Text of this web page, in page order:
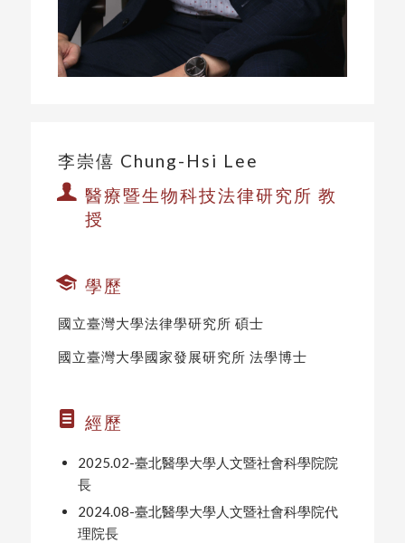
李崇僖 Chung-Hsi Lee
醫療暨生物科技法律研究所 教
授
學歷
國立臺灣大學法律學研究所 碩士
國立臺灣大學國家發展研究所 法學博士
經歷
2025.02-臺北醫學大學人文暨社會科學院院
長
2024.08-臺北醫學大學人文暨社會科學院代
理院長